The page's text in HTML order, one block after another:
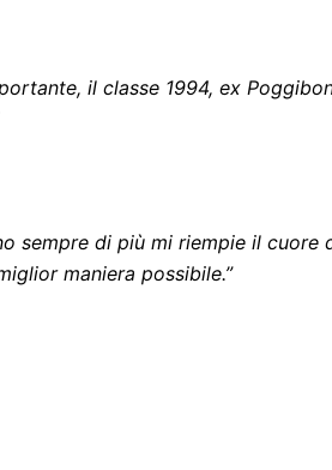
il classe 1994, ex
sempre di più mi riempie il
maniera possibile.”